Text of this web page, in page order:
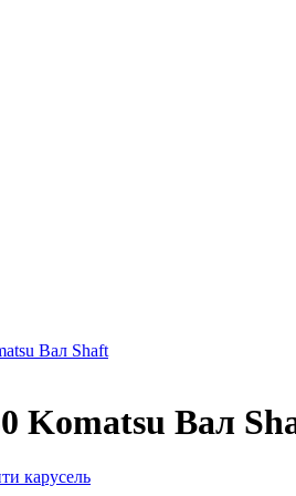
Вал Shaft
Komatsu Вал
карусель